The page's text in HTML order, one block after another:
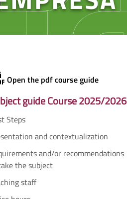
Open the pdf course guide
guide Course 2025/2026
Steps
and contextualization
and/or recommendations
the subject
staff